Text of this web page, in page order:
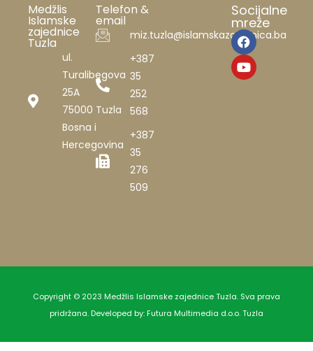
Medžlis
Islamske
zajednice
Tuzla
ul.
Turalibegova
25A
75000 Tuzla
Bosna i
Hercegovina
Telefon &
email
miz.tuzla@islamskazajednica.ba
+387
35
252
568
+387
35
276
509
Socijalne
mreže
Copyright © 2023 Medžlis Islamske zajednice Tuzla. Sva prava
pridržana. Developed by: Futura Multimedia d.o.o. Tuzla